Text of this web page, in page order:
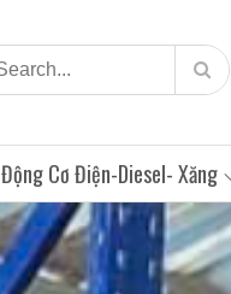
Động Cơ Điện-Diesel- Xăng